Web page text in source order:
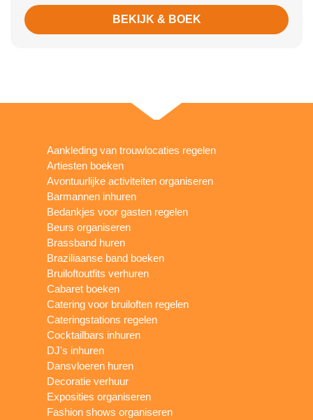
BEKIJK & BOEK
Aankleding van trouwlocaties regelen
Artiesten boeken
Avontuurlijke activiteiten organiseren
Barmannen inhuren
Bedankjes voor gasten regelen
Beurs organiseren
Brassband huren
Braziliaanse band boeken
Bruiloftoutfits verhuren
Cabaret boeken
Catering voor bruiloften regelen
Cateringstations regelen
Cocktailbars inhuren
DJ's inhuren
Dansvloeren huren
Decoratie verhuur
Exposities organiseren
Fashion shows organiseren